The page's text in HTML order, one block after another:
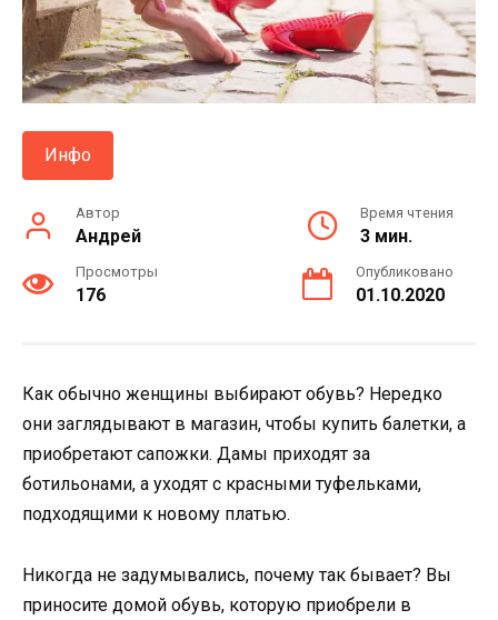
Инфо
Автор
Андрей
Время чтения
3 мин.
Просмотры
176
Опубликовано
01.10.2020
Как обычно женщины выбирают обувь? Нередко
они заглядывают в магазин, чтобы купить балетки, а
приобретают сапожки. Дамы приходят за
ботильонами, а уходят с красными туфельками,
подходящими к новому платью.
Никогда не задумывались, почему так бывает? Вы
приносите домой обувь, которую приобрели в